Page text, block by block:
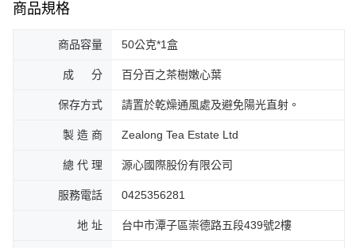
商品規格
商品容量 50公克*1盒
成 分 百分百之茶樹嫩心葉
保存方式 請置於乾燥通風處及避免陽光直射。
製 造 商 Zealong Tea Estate Ltd
總 代 理 源心國際股份有限公司
服務電話 0425356281
地 址 台中市潭子區崇德路五段439號2樓